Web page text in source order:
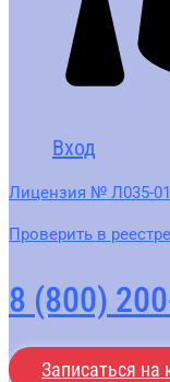
Вход
Лицензия № Л035-
Проверить в
8 (800)
Записаться на